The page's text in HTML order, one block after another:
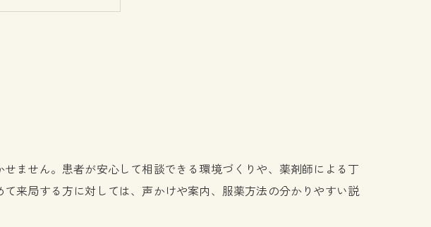
の実践ポイント
ト
配慮とは
左右する要因
ません。患者が安心して相談できる環境づくりや、薬剤師による丁
来局する方に対しては、声かけや案内、服薬方法の分かりやすい説